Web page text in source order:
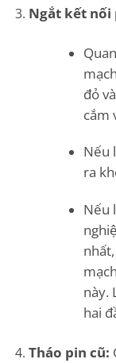
Ngắt kết nối
đỏ
cắm
Nếu
ra
Nếu
này.
hai
Tháo pin cũ: